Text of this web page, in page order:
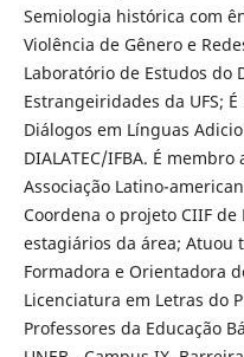
Semiologia histórica com
Violência de Gênero e
Laboratório de Estudos do
Estrangeiridades da UFS;
Diálogos em Línguas
DIALATEC/IFBA. É
Associação Latino-
Coordena o projeto CIIF
estagiários da área; Atuou
Formadora e Orientadora
Licenciatura em Letras do
Professores da Educação